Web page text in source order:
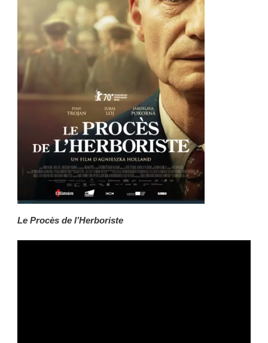
Le Procès de l’Herboriste